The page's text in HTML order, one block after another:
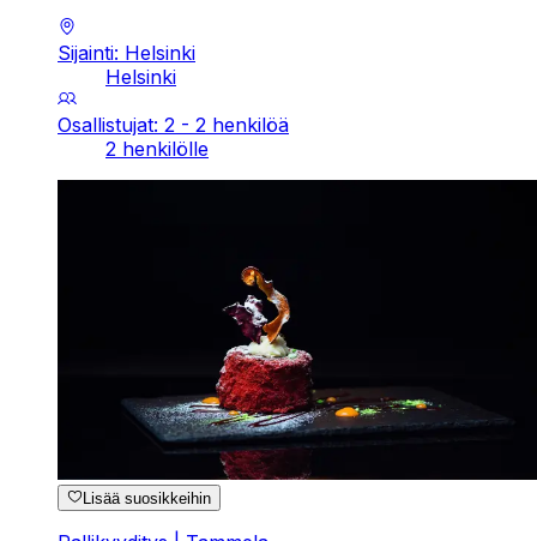
Sijainti: Helsinki
Helsinki
Osallistujat: 2 - 2 henkilöä
2 henkilölle
Lisää suosikkeihin